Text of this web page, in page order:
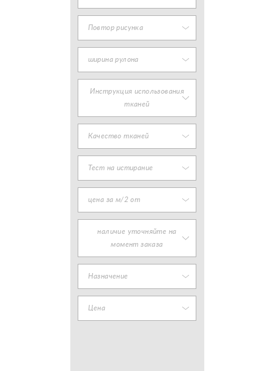
Повтор рисунка
ширина рулона
Инструкция использования
тканей
Качество тканей
Тест на истирание
цена за м/2 от
наличие уточняйте на
момент заказа
Назначение
Цена